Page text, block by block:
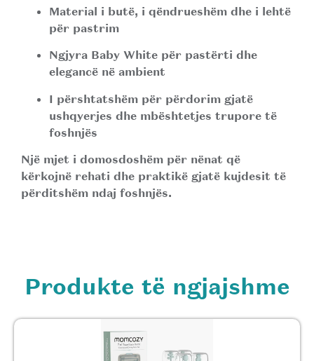
Material i butë, i qëndrueshëm dhe i lehtë
për pastrim
Ngjyra Baby White për pastërti dhe
elegancë në ambient
I përshtatshëm për përdorim gjatë
ushqyerjes dhe mbështetjes trupore të
foshnjës
Një mjet i domosdoshëm për nënat që
kërkojnë rehati dhe praktikë gjatë kujdesit të
përditshëm ndaj foshnjës.
Produkte të ngjajshme